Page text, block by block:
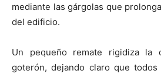
mediante las gárgolas que
del edificio.
Un pequeño remate rigidiza la
goterón, dejando claro que